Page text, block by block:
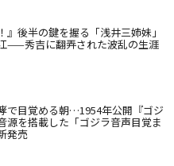
』後半の鍵を握る「浅井三姉妹」
——秀吉に翻弄された波乱の生涯
で目覚める朝…1954年公開『ゴジ
源を搭載した「ゴジラ音声目覚ま
発売